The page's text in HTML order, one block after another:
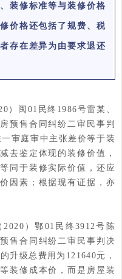
装修标准等与装修价格
价格还包括了规费、税
存在差异为由要求退还
）闽01民终1986号雷某、
预售合同纠纷二审民事判
审庭审中主张差价等于装
去鉴定体现的装修价值，
同于装修实际价值，还应
因素；根据现有证据，亦
）鄂01民终3912号陈
售合同纠纷二审民事判决
升级总费用为121640元，
装修成本价，而是房屋装